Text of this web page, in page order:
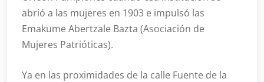
abrió a las mujeres en 1903 e impulsó las
Emakume Abertzale Bazta (Asociación de
Mujeres Patrióticas).
Ya en las proximidades de la calle Fuente de la